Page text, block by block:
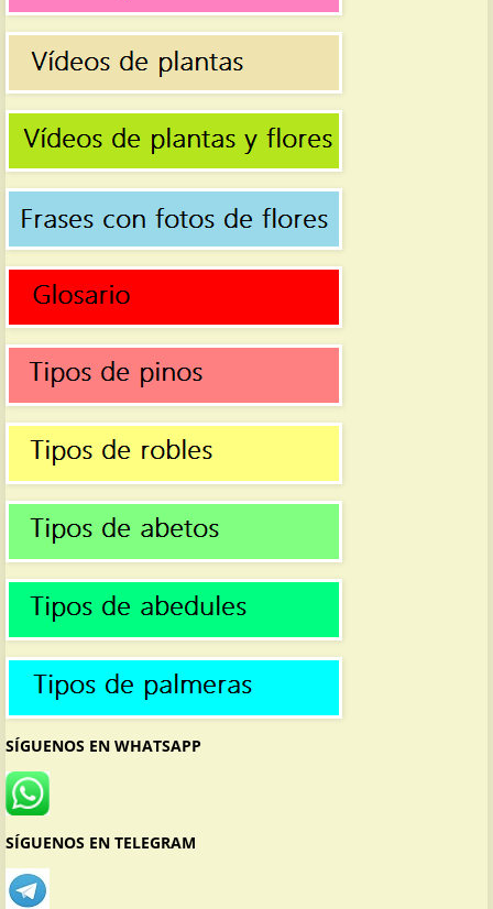
SÍGUENOS EN WHATSAPP
SÍGUENOS EN TELEGRAM